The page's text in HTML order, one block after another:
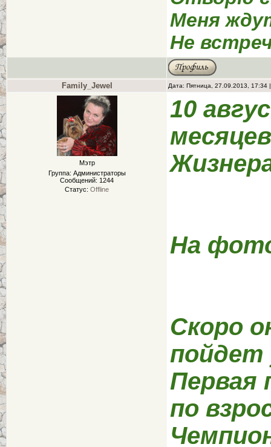
Меня
Не
Family_Jewel Дата: Пятница, 27.09.2013,
Мэтр
Группа: Администраторы
Сообщений: 1244
Статус: Offline
10
На
Скоро
пойдет
Первая
по